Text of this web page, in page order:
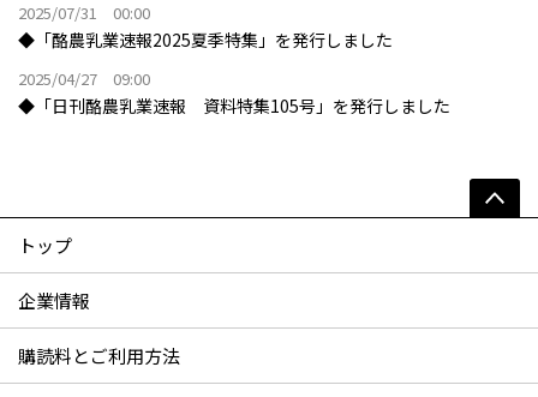
2025/07/31 00:00
◆「酪農乳業速報2025夏季特集」を発行しました
2025/04/27 09:00
◆「日刊酪農乳業速報 資料特集105号」を発行しました
トップ
企業情報
購読料とご利用方法